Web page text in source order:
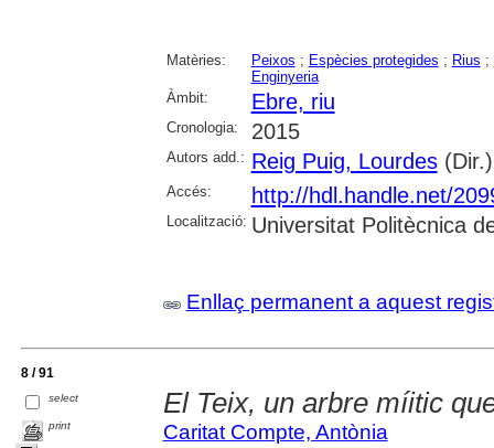
Matèries: Peixos ; Espècies protegides ; Rius ;
Enginyeria
Àmbit:
Ebre, riu
Cronologia: 2015
Autors add.: Reig Puig, Lourdes(Dir.)
Accés: http://hdl.handle.net/
Localització: Universitat Politècnica
Enllaç permanent a aquest
8 / 91
select
print
El Teix, un arbre míitic
Caritat Compte, Antònia